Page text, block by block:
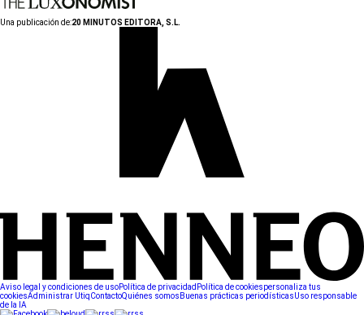
Una publicación de:20 MINUTOS EDITORA, S.L.
Aviso legal y condiciones de usoPolítica de privacidad Política de cookiespersonaliza tus
cookiesAdministrar UtiqContactoQuiénes somos Buenas prácticas periodísticasUso responsable
de la IA